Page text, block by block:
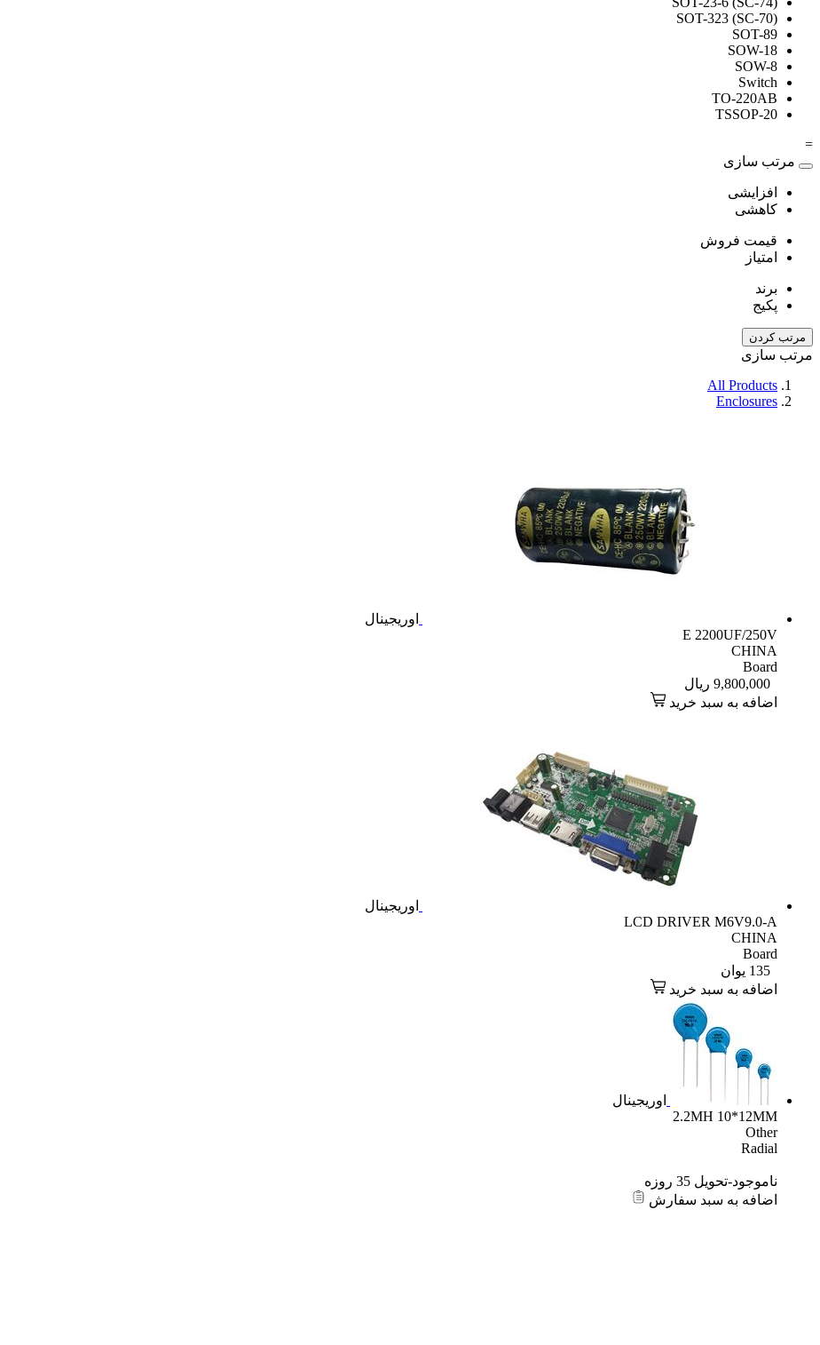
SOT-323 (SC-70)
SOT-89
SOW-18
SOW-8
Switch
TO-220AB
TSSOP-20
=
مرتب سازی
افزایشی
کاهشی
قیمت فروش
امتیاز
برند
پکیج
مرتب کردن
مرتب سازی
All Products
Enclosures
اوریجینال
E 2200UF/250V
CHINA
Board
9,800,000 ریال
اضافه به سبد خرید
اوریجینال
LCD DRIVER M6V9.0-A
CHINA
Board
135 یوان
اضافه به سبد خرید
اوریجینال
2.2MH 10*12MM
Other
Radial
ناموجود-تحویل 35 روزه
اضافه به سبد سفارش